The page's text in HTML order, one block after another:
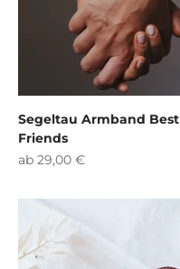
Segeltau Armband Best
Friends
Angebot
ab 29,00 €